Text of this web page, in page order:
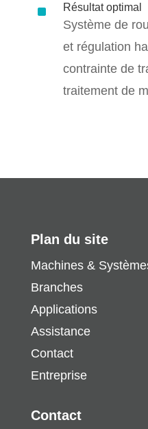
^ Résultat optimal
Système de
et régulation
contrainte de
traitement de
Plan du site
Machines &
Branches
Applications
Assistance
Contact
Entreprise
Contact